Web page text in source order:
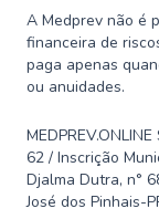
A Medprev não é
financeira de
paga apenas
ou anuidades.
62 / Inscrição
Djalma Dutra, n°
José dos Pinhais-